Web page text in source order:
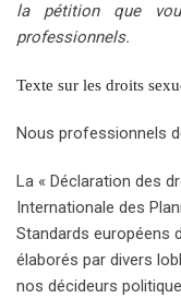
la pétition que
professionnels.
Texte sur les droits
Nous professionnels
La « Déclaration des
Internationale des
Standards européens
élaborés par divers
nos décideurs